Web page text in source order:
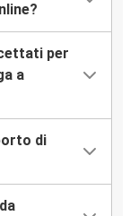
per
a
di